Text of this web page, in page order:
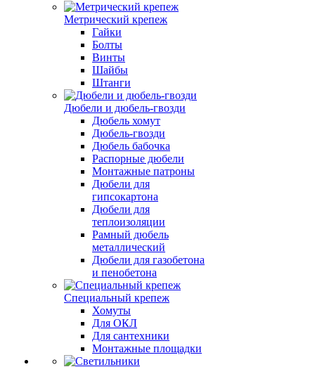
Метрический крепеж
Гайки
Болты
Винты
Шайбы
Штанги
Дюбели и дюбель-гвозди
Дюбель хомут
Дюбель-гвозди
Дюбель бабочка
Распорные дюбели
Монтажные патроны
Дюбели для
гипсокартона
Дюбели для
теплоизоляции
Рамный дюбель
металлический
Дюбели для газобетона
и пенобетона
Специальный крепеж
Хомуты
Для ОКЛ
Для сантехники
Монтажные площадки